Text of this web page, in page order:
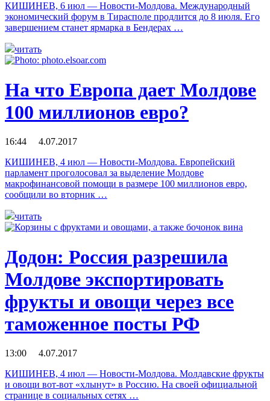
КИШИНЕВ, 6 июл — Новости-Молдова. Международный
экономический форум в Тирасполе продлится до 8 июля. Его
завершением станет ярмарка в Бендерах …
читать
На что Европа дает Молдове
100 миллионов евро?
16:44 4.07.2017
КИШИНЕВ, 4 июл — Новости-Молдова. Европейский
парламент проголосовал за выделение Молдове
макрофинансовой помощи в размере 100 миллионов евро,
сообщили во вторник …
читать
Додон: Россия разрешила
Молдове экспортировать
фрукты и овощи через все
таможенное посты РФ
13:00 4.07.2017
КИШИНЕВ, 4 июл — Новости-Молдова. Молдавские фрукты
и овощи вот-вот «хлынут» в Россию. На своей официальной
странице в социальных сетях …